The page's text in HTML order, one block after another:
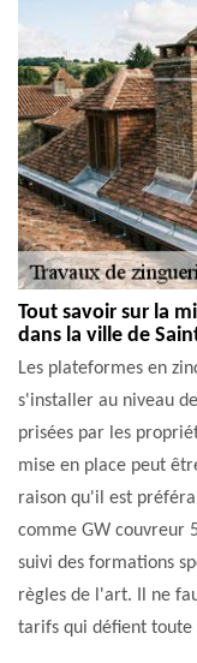
Tout savoir sur la
dans la ville de
Les plateformes en
s'installer au niveau
prisées par les
mise en place peut
raison qu'il est
comme GW couvreur
suivi des formations
règles de l'art. Il ne
tarifs qui défient toute